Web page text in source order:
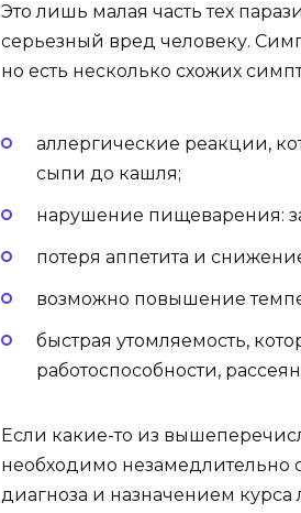
Это лишь малая часть тех
серьезный вред человеку.
но есть несколько схожих
аллергические реакции,
сыпи до кашля;
нарушение пищеварения:
потеря аппетита и
возможно повышение
быстрая утомляемость,
работоспособности,
Если какие-то из
необходимо незамедлительно
диагноза и назначением